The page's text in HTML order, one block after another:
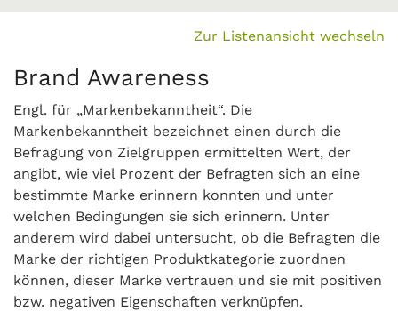
Zur Listenansicht wechseln
Brand Awareness
Engl. für „Markenbekanntheit“. Die
Markenbekanntheit bezeichnet einen durch die
Befragung von Zielgruppen ermittelten Wert, der
angibt, wie viel Prozent der Befragten sich an eine
bestimmte Marke erinnern konnten und unter
welchen Bedingungen sie sich erinnern. Unter
anderem wird dabei untersucht, ob die Befragten die
Marke der richtigen Produktkategorie zuordnen
können, dieser Marke vertrauen und sie mit positiven
bzw. negativen Eigenschaften verknüpfen.